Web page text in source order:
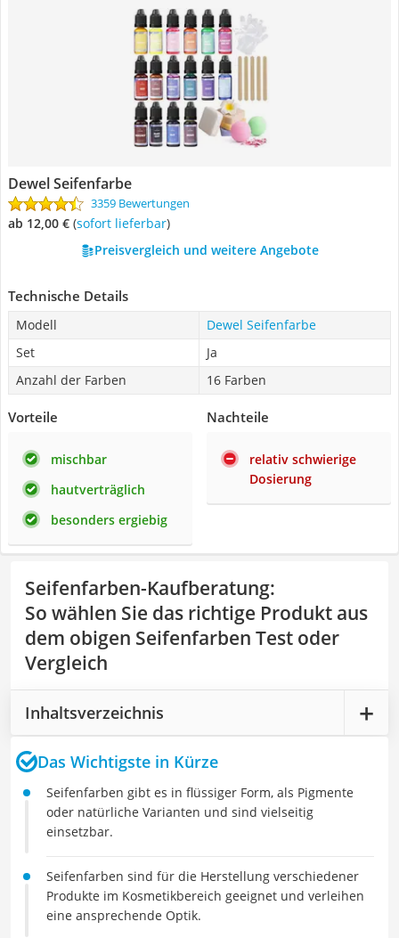
Dewel Seifenfarbe
3359 Bewertungen
ab 12,00 € ( Sofort lieferbar)
Preisvergleich und weitere Angebote
Technische Details
Modell
Dewel Seifenfarbe
Set
Ja
Anzahl der Farben
16 Farben
Vorteile
mischbar
hautverträglich
besonders ergiebig
Nachteile
relativ schwierige
Dosierung
Seifenfarben-Kaufberatung:
So wählen Sie das richtige Produkt aus
dem obigen Seifenfarben Test oder
Vergleich
Inhaltsverzeichnis
Das Wichtigste in Kürze
Seifenfarben gibt es in flüssiger Form, als Pigmente
oder natürliche Varianten und sind vielseitig
einsetzbar.
Seifenfarben sind für die Herstellung verschiedener
Produkte im Kosmetikbereich geeignet und verleihen
eine ansprechende Optik.